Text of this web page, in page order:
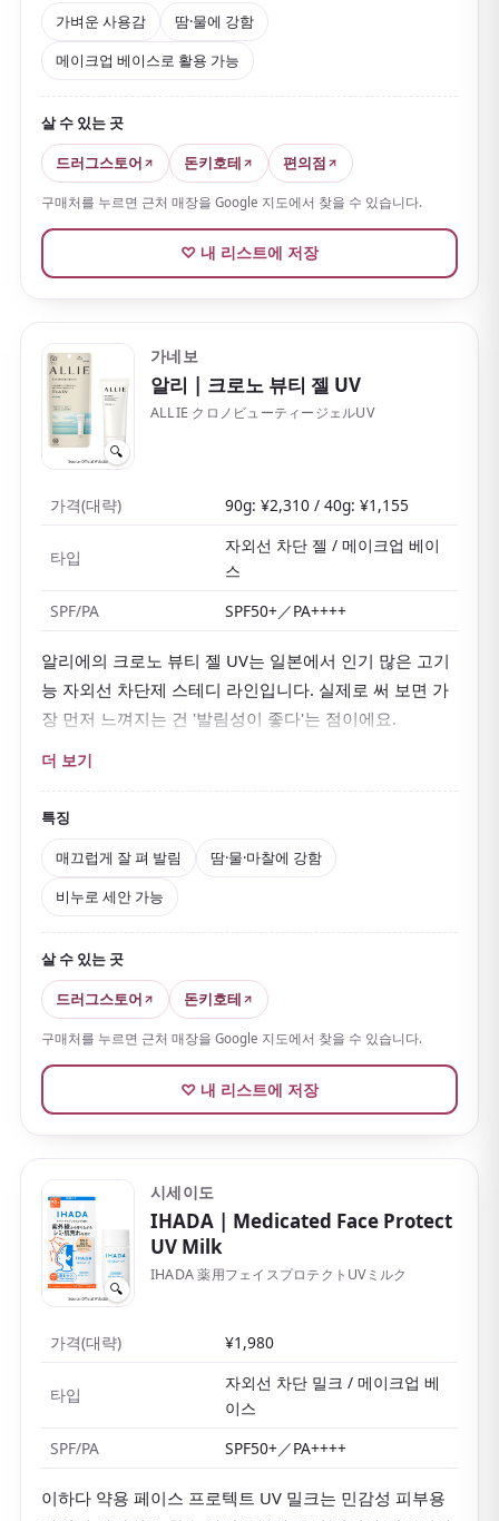
니다. 일본 여행 중에는 야외를 오래 걷는 경우가 많은데,
아넷사는 땀과 물에 강한 슈퍼 워터프루프 처방이라 관광
할 때 상당히 든든해요.
메이크업 베이스로도 잘 맞고 클렌징 폼으로 지울 수 있
다는 점도 인기 요인입니다. 최근에는 원래 자외선 차단
제의 무거움을 부담스러워하던 사람들에게도 호평을 받
가벼운 사용감
땀·물에 강함
메이크업 베이스로 활용 가능
살 수 있는 곳
드러그스토어
돈키호테 편의점
구매처를 누르면 근처 매장을 Google 지도에서 찾을 수 있습니다.
♡ 내 리스트에 저장
🔍
가네보
알리 | 크로노 뷰티 젤 UV
ALLIE クロノビューティージェルUV
가격(대략) 90g: ¥2,310 / 40g: ¥1,155
타입
자외선 차단 젤 / 메이크업 베이
스
SPF/PA
SPF50+／PA++++
알리에의 크로노 뷰티 젤 UV는 일본에서 인기 많은 고기
능 자외선 차단제 스테디 라인입니다. 실제로 써 보면 가
장 먼저 느껴지는 건 '발림성이 좋다'는 점이에요.
촉촉한 젤 타입이라
단제를 싫어하는 사람도 비교적 쓰기 쉽습니다.
SPF50+／PA++++인데도
않아일본의 후텁지근한 여름과 잘 맞아요.
게다가 물·땀·마찰에 강한 슈퍼 워터프루프 처방이라 야
외를 오래 걷는 여행에도 든든하고, 바다나 테마파크처럼
디워시로 지울 수 있다는 점도 인기 이유예요.
'강력한 차단＝지우기 어렵다'고 여기는 사람도 있지만,
알리에는 사용 편의성에서 좋은 균형을 잡고 있습니다.
더 보기
특징
매끄럽게 잘 펴 발림
땀·물·마찰에 강함
비누로 세안 가능
살 수 있는 곳
드러그스토어
돈키호테
구매처를 누르면 근처 매장을 Google 지도에서 찾을 수 있습니다.
♡ 내 리스트에 저장
🔍
시세이도
IHADA | Medicated Face Protect
UV Milk
IHADA 薬用フェイスプロテクトUVミルク
가격(대략) ¥1,980
타입
자외선 차단 밀크 / 메이크업 베
이스
SPF/PA
SPF50+／PA++++
이하다 약용 페이스 프로텍트 UV 밀크는 민감성 피부용